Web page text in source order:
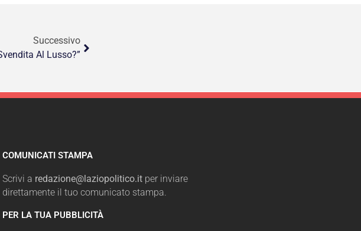
Successivo
Al Lusso?”
COMUNICATI STAMPA
Scrivi a redazione@laziopolitico.itper inviare
direttamente il tuo comunicato stampa.
PER LA TUA PUBBLICITÀ